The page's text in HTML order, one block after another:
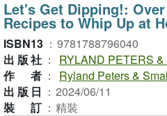
Let's Get Dipping!:
Recipes to Whip Up at
ISBN13 ： 9781788796040
出版社 ：
RYLAND PETERS
作者 ：
Ryland Peters &
出版日 ： 2024/06/11
裝訂 ： 精裝